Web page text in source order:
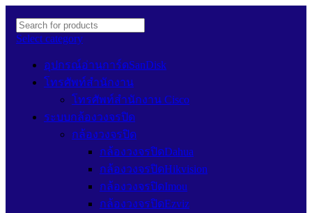
Select category
อุปกรณ์อ่านการ์ดSanDisk
โทรศัพท์สำนักงาน
โทรศัพท์สำนักงาน Cisco
ระบบกล้องวงจรปิด
กล้องวงจรปิด
กล้องวงจรปิดDahua
กล้องวงจรปิดHikvision
กล้องวงจรปิดImou
กล้องวงจรปิดEzviz